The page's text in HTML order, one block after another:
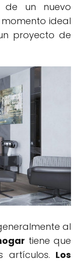
de un nuevo
ideal
proyecto de
al
tiene que
artículos. Los